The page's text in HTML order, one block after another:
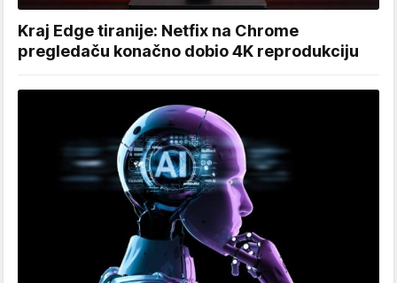
Kraj Edge tiranije: Netfix na Chrome
pregledaču konačno dobio 4K reprodukciju